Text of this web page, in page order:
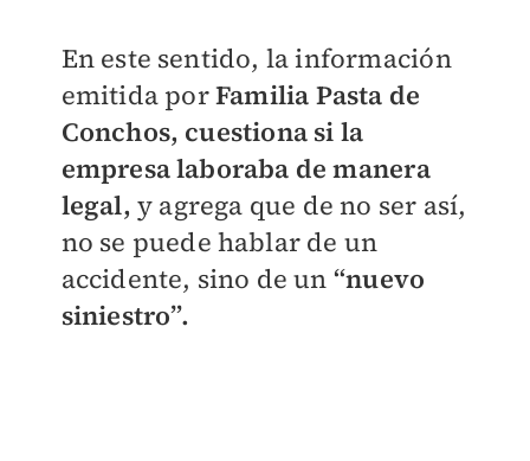
En este sentido, la información
emitida porFamilia Pasta de
Conchos, cuestiona si la
empresa laboraba de manera
legal, y agrega que de no ser así,
no se puede hablar de un
accidente, sino de un “nuevo
siniestro”.